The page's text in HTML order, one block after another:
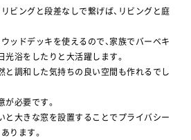
ビングと段差なしで繋げば、リビングと庭
ッドデッキを使えるので、家族でバーベキ
光浴をしたりと大活躍します。
と調和した気持ちの良い空間も作れるでし
が必要です。
と大きな窓を設置することでプライバシー
ります。